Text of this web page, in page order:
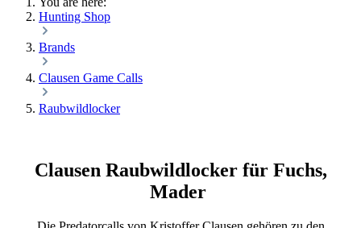
Hunting Shop
Brands
Clausen Game Calls
Raubwildlocker
Clausen Raubwildlocker für Fuchs,
Mader